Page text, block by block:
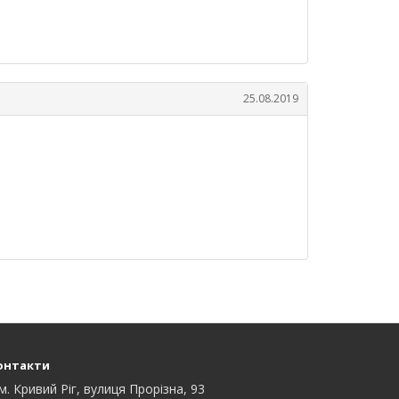
25.08.2019
Кривий Ріг, вулиця Прорізна, 93